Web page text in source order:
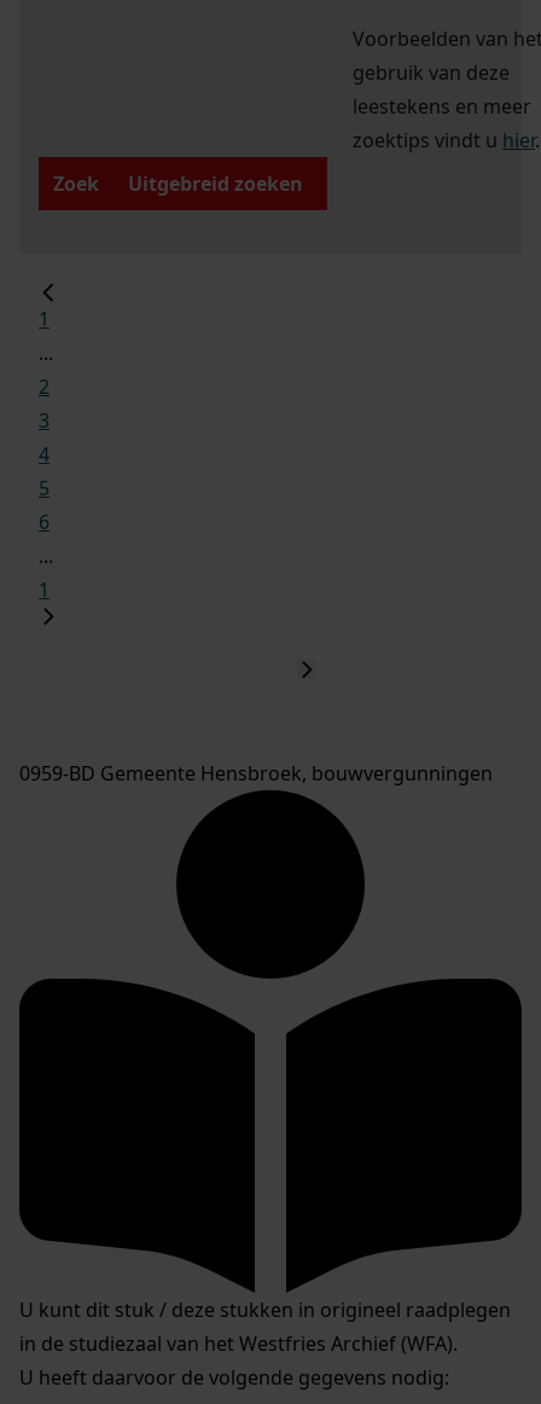
Voorbeelden van
gebruik van deze
leestekens en meer
zoektips vindt u hier.
Zoek
Uitgebreid zoeken
1
...
2
3
4
5
6
...
1
0959-BD Gemeente Hensbroek, bouwvergunningen
U kunt dit stuk / deze stukken in origineel raadplegen
in de studiezaal van het Westfries Archief (WFA).
U heeft daarvoor de volgende gegevens nodig: